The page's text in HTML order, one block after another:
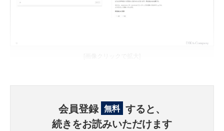
会員登録 無料 すると、
続きをお読みいただけます